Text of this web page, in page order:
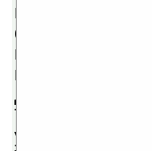
направлениях:
французский,
китайский,
корейский и
двуязычных
Translator для
уже доступны.